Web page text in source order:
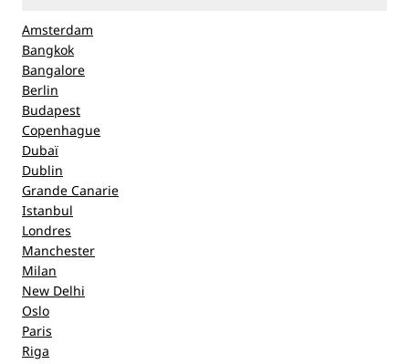
Amsterdam
Bangkok
Bangalore
Berlin
Budapest
Copenhague
Dubaï
Dublin
Grande Canarie
Istanbul
Londres
Manchester
Milan
New Delhi
Oslo
Paris
Riga